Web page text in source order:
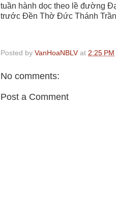
tuần hành dọc theo lề đường
trước Đền Thờ Đức Thánh
Posted by VanHoaNBLV at 2:25 PM
No comments:
Post a Comment